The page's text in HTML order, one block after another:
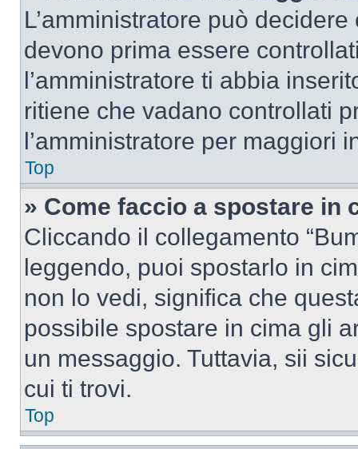
L’amministratore può
devono prima essere
l’amministratore ti abbia
ritiene che vadano controllati
l’amministratore per maggiori
Top
» Come faccio a spostare in
Cliccando il collegamento
leggendo, puoi spostarlo in
non lo vedi, significa che
possibile spostare in cima gli
un messaggio. Tuttavia, sii
cui ti trovi.
Top